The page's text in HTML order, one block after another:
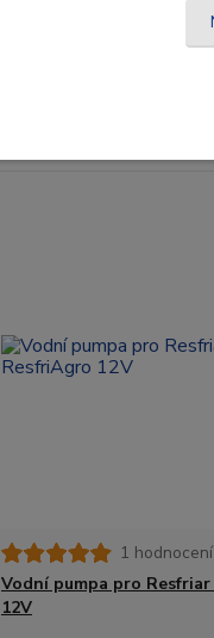
Přidat do
1 hodnocení
Vodní pumpa pro
12V